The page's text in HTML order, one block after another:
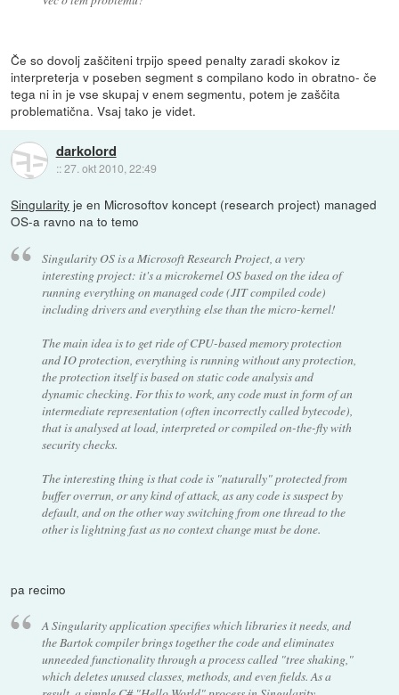
Če so dovolj zaščiteni trpijo speed penalty zaradi skokov iz
interpreterja v poseben segment s compilano kodo in obratno- če
tega ni in je vse skupaj v enem segmentu, potem je zaščita
problematična. Vsaj tako je videt.
darkolord
::27. okt 2010, 22:49
Singularity je en Microsoftov koncept (research project) managed
OS-a ravno na to temo
Singularity OS is a Microsoft Research Project, a very
interesting project: it's a microkernel OS based on the idea of
running everything on managed code (JIT compiled code)
including drivers and everything else than the micro-kernel!
The main idea is to get ride of CPU-based memory protection
and IO protection, everything is running without any protection,
the protection itself is based on static code analysis and
dynamic checking. For this to work, any code must in form of an
intermediate representation (often incorrectly called bytecode),
that is analysed at load, interpreted or compiled on-the-fly with
security checks.
The interesting thing is that code is "naturally" protected from
buffer overrun, or any kind of attack, as any code is suspect by
default, and on the other way switching from one thread to the
other is lightning fast as no context change must be done.
pa recimo
A Singularity application specifies which libraries it needs, and
the Bartok compiler brings together the code and eliminates
unneeded functionality through a process called "tree shaking,"
which deletes unused classes, methods, and even fields. As a